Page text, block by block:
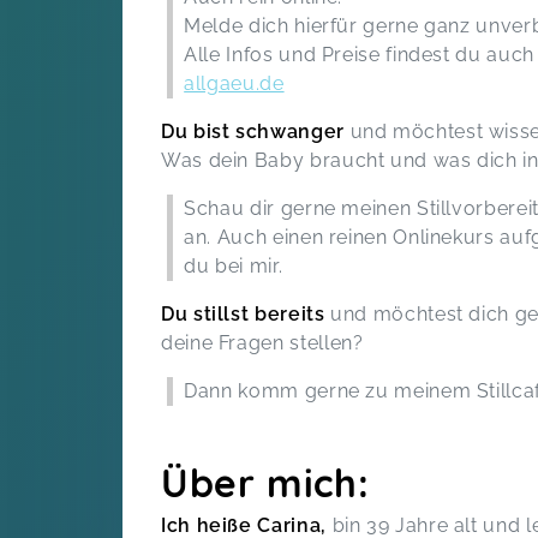
Vielen lieben Dank für den sehr
informativen und tollen Kurs. Carina
ist auf alle Fragen eingegangen und
hat mir in gewisser Art und Weise
Vorfreude gegeben. Die Atmosphäre
war unglaublich toll und die
kann den Kurs jeder werdenden Erst-
Mama wärmstens empfehlen. Vielen
Dank für den schönen Abend Carina
Carolin,
⭐️⭐️⭐️⭐️⭐️ Ich kann den
Carina war unglaublich gut
vorbereitet, konnte auf absolut jede
Frage eingehen und hat sich so viel
Melde dich hierfür gerne ganz
Alle Infos und Preise findest du
allgaeu.de
Du bist schwanger und möchtest
Was dein Baby braucht und was dich
Schau dir gerne meinen
an. Auch einen reinen Onlinekurs
du bei mir.
Du stillst bereits und möchtest dich
deine Fragen stellen?
Dann komm gerne zu meinem
Über mich:
Ich heiße Carina, bin 39 Jahre alt und